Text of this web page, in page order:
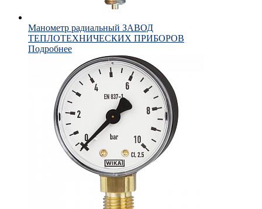
Манометр радиальный ЗАВОД
ТЕПЛОТЕХНИЧЕСКИХ ПРИБОРОВ
Подробнее